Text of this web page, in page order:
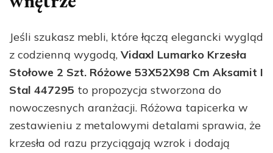
Jeśli szukasz mebli, które łączą elegancki wygląd
z codzienną wygodą, Vidaxl Lumarko Krzesła
Stołowe 2 Szt. Różowe 53X52X98 Cm Aksamit I
Stal 447295 to propozycja stworzona do
nowoczesnych aranżacji. Różowa tapicerka w
zestawieniu z metalowymi detalami sprawia, że
krzesła od razu przyciągają wzrok i dodają